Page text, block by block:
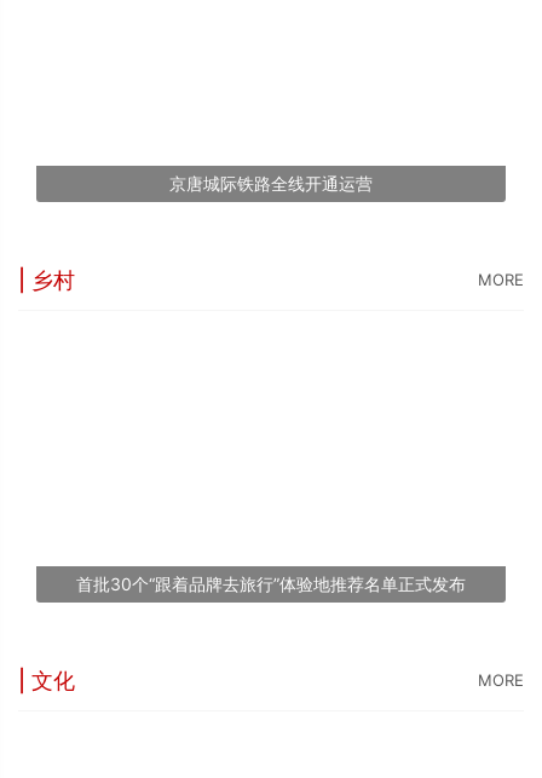
京唐城际铁路全线开通运营
| 乡村 MORE
首批30个“跟着品牌去旅行”体验地推荐名单正式发布
| 文化 MORE